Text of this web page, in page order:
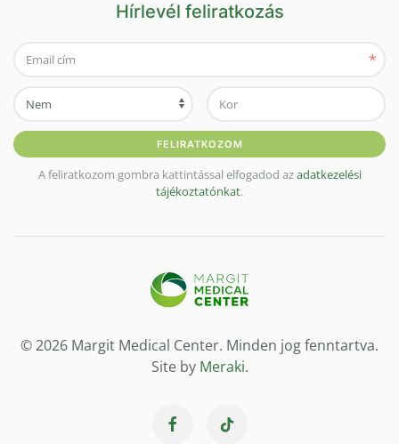
Hírlevél feliratkozás
*
FELIRATKOZOM
A feliratkozom gombra kattintással elfogadod azadatkezelési
tájékoztatónkat.
© 2026 Margit Medical Center. Minden jog fenntartva.
Site by Meraki.